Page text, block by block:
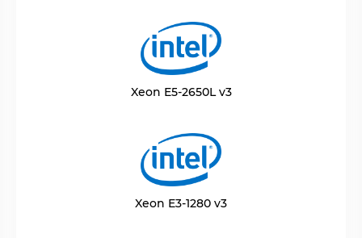
Xeon E5-2650L v3
Xeon E3-1280 v3